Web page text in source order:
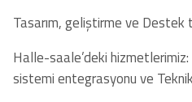
Tasarım, geliştirme ve Destek
Halle-saale’deki
sistemi entegrasyonu ve